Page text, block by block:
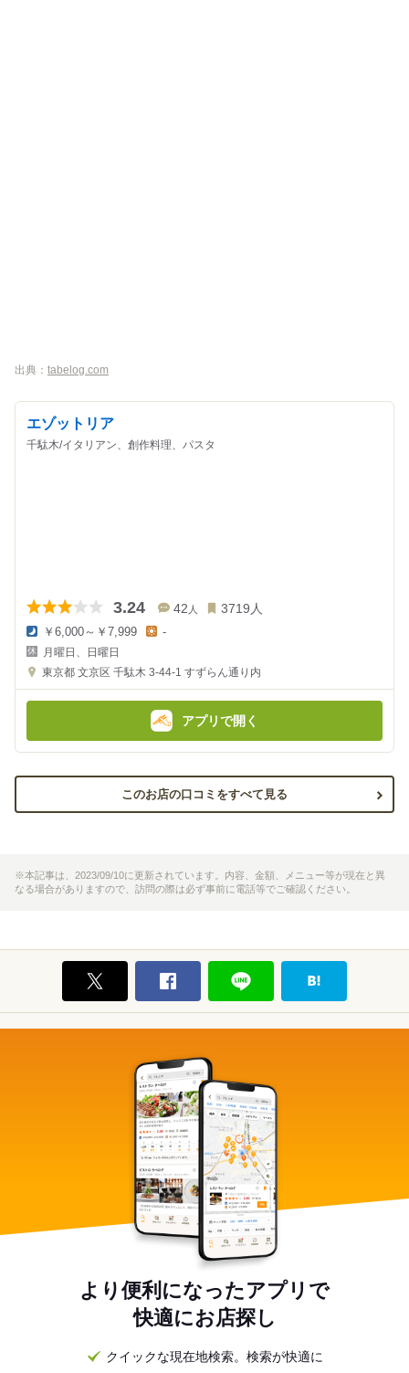
出典： tabelog.com
エゾットリア
千駄木/イタリアン、創作料理、パスタ
3.24 42 人 3719人
夜
の
金
￥6,000～￥7,999
金
-
月曜日、日曜日
東京都 文京区 千駄木 3-44-1 すずらん通り内
アプリで開く
このお店の口コミをすべて見る
※本記事は、2023/09/10に更新されています。内容、金額、メニュー等が現在と異
なる場合がありますので、訪問の際は必ず事前に電話等でご確認ください。
より便利になったアプリで
快適にお店探し
クイックな現在地検索。検索が快適に